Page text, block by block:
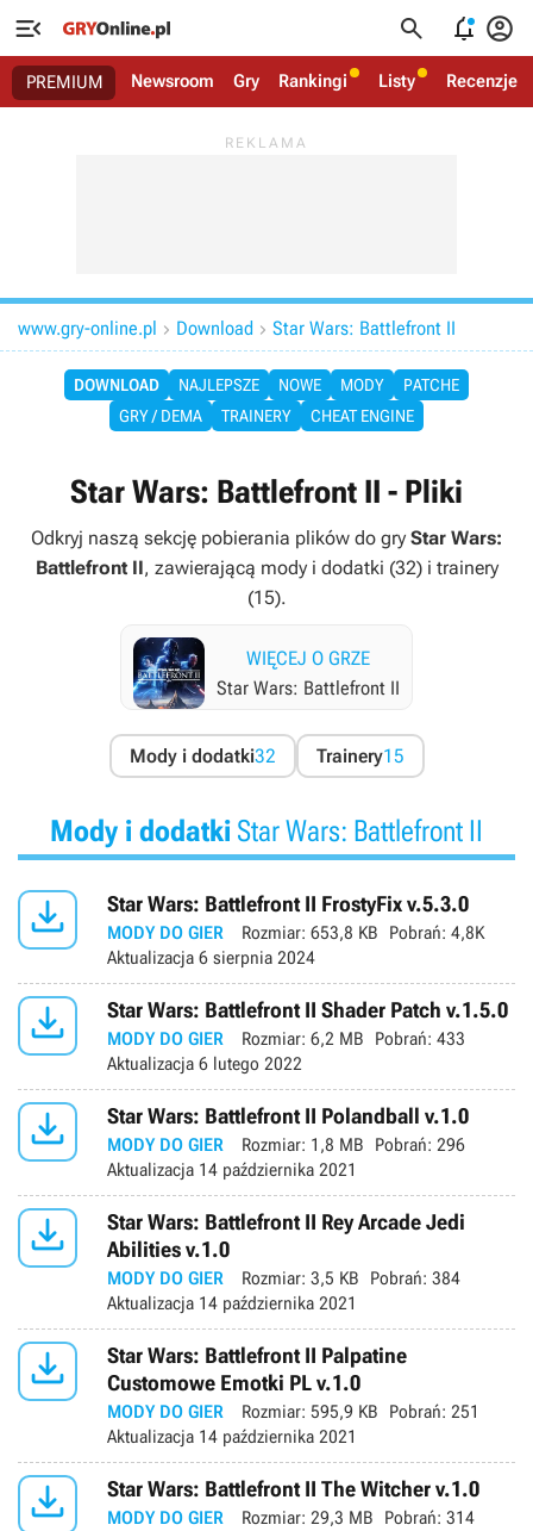
   
PREMIUM Newsroom Gry Rankingi Listy Recenzje
www.gry-online.pl  Download  Star Wars: Battlefront II
DOWNLOAD NAJLEPSZE NOWE MODY
PATCHE
GRY / DEMA
TRAINERY CHEAT ENGINE
Star Wars: Battlefront II - Pliki
Odkryj naszą sekcję pobierania plików do gry Star Wars:
Battlefront II, zawierającą mody i dodatki (32) i trainery
(15).
WIĘCEJ O GRZE
Star Wars: Battlefront II
Mody i dodatki32 Trainery15
Mody i dodatki Star Wars: Battlefront II
 Star Wars: Battlefront II FrostyFix v.5.3.0
MODY DO GIER Rozmiar: 653,8 KB Pobrań: 4,8K
Aktualizacja 6 sierpnia 2024
 Star Wars: Battlefront II Shader Patch v.1.5.0
MODY DO GIER Rozmiar: 6,2 MB Pobrań: 433
Aktualizacja 6 lutego 2022
 Star Wars: Battlefront II Polandball v.1.0
MODY DO GIER Rozmiar: 1,8 MB Pobrań: 296
Aktualizacja 14 października 2021

Star Wars: Battlefront II Rey Arcade Jedi
Abilities v.1.0
MODY DO GIER Rozmiar: 3,5 KB Pobrań: 384
Aktualizacja 14 października 2021

Star Wars: Battlefront II Palpatine
Customowe Emotki PL v.1.0
MODY DO GIER Rozmiar: 595,9 KB Pobrań: 251
Aktualizacja 14 października 2021
 Star Wars: Battlefront II The Witcher v.1.0
MODY DO GIER Rozmiar: 29,3 MB Pobrań: 314